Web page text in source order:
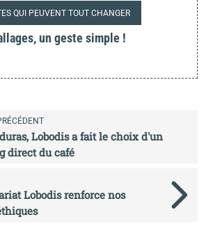
QUI PEUVENT TOUT CHANGER
un geste simple !
Lobodis a fait le choix d'un
direct du café
Lobodis renforce nos